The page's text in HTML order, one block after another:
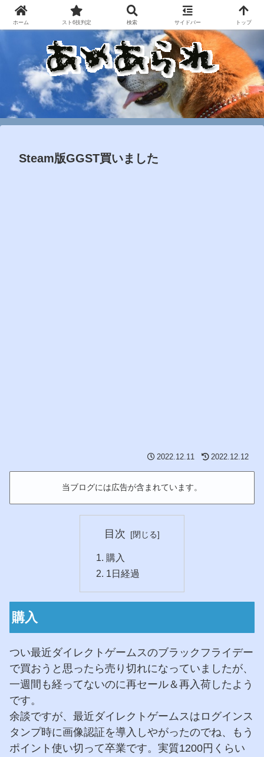
Steam版GGST買いました
2022.12.11 2022.12.12
当ブログには広告が含まれています。
目次
購入
1日経過
購入
つい最近ダイレクトゲームスのブラックフライデー
で買おうと思ったら売り切れになっていましたが、
一週間も経ってないのに再セール＆再入荷したよう
です。
余談ですが、最近ダイレクトゲームスはログインス
タンプ時に画像認証を導入しやがったのでね、もう
ポイント使い切って卒業です。実質1200円くらい
ホーム スト6技判定 検索 サイドバー トップ